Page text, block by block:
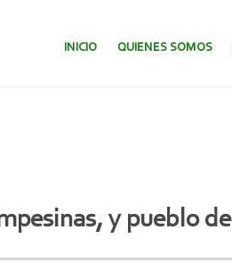
SALTAR AL CONTENIDO.
INICIO QUIENES SOMOS
y pueblo